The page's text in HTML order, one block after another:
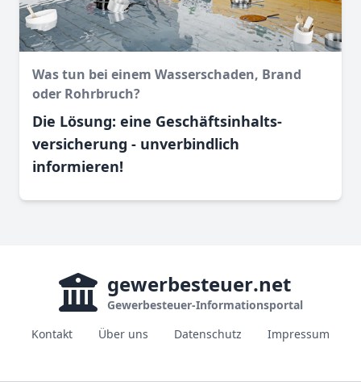
Was tun bei einem Wasser­schaden, Brand
oder Rohr­bruch?
Die Lösung: eine Geschäftsinhalts­
versicherung - unverbindlich
informieren!
gewerbesteuer.net
Gewerbesteuer-Informationsportal
Kontakt
Über uns Datenschutz Impressum